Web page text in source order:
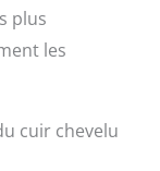
plus
les
cuir chevelu